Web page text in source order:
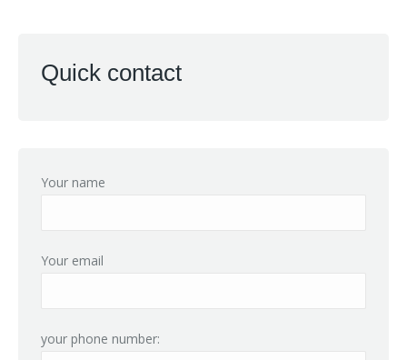
Quick contact
Your name
Your email
your phone number: